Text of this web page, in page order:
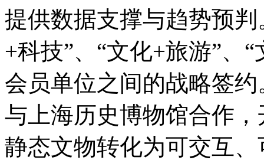
提供数据支撑与趋势预
+科技”、“文化+旅游”、
会员单位之间的战略签
与上海历史博物馆合作
静态文物转化为可交互